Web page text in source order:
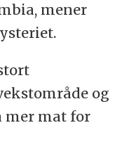
mener
og
mer mat for